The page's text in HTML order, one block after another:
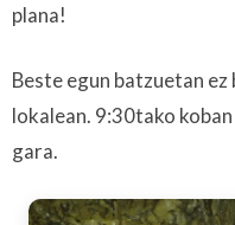
plana!
Beste egun batzuetan
lokalean. 9:30tako
gara.